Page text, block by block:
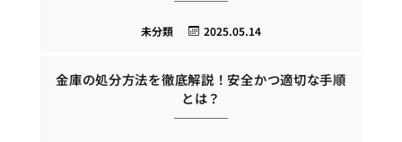
2025.05.14
未分類
金庫の処分方法を徹底解説！安全かつ適切な手順
とは？